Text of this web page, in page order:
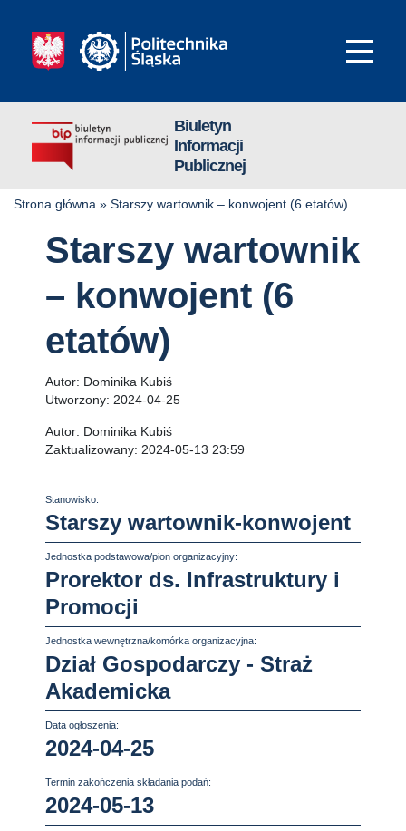
Biuletyn
Informacji
Publicznej
Strona główna » Starszy wartownik – konwojent (6 etatów)
Starszy wartownik
– konwojent (6
etatów)
Autor: Dominika Kubiś
Utworzony: 2024-04-25
Autor: Dominika Kubiś
Zaktualizowany: 2024-05-13 23:59
Stanowisko:
Starszy wartownik-konwojent
Jednostka podstawowa/pion organizacyjny:
Prorektor ds. Infrastruktury i
Promocji
Jednostka wewnętrzna/komórka organizacyjna:
Dział Gospodarczy - Straż
Akademicka
Data ogłoszenia:
2024-04-25
Termin zakończenia składania podań:
2024-05-13